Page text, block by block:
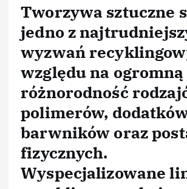
Tworzywa sztuczne
jedno z
wyzwań
względu na ogromną
różnorodność
polimerów,
barwników oraz
fizycznych.
Wyspecjalizowane